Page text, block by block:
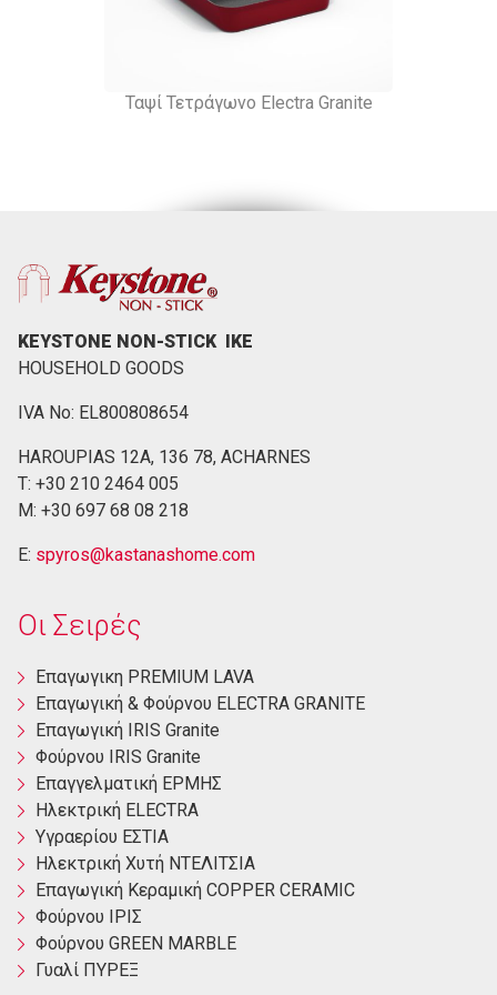
Ταψί Τετράγωνο Electra Granite
KEYSTONE NON-STICK ΙΚΕ
HOUSEHOLD GOODS
IVA No: EL800808654
HAROUPIAS 12Α, 136 78, ACHARNES
Τ: +30 210 2464 005
M: +30 697 68 08 218
E: spyros@kastanashome.com
Οι Σειρές
Eπαγωγικη PREMIUM LAVA
Eπαγωγική & Φούρνου ELECTRA GRANITE
Επαγωγική ΙRIS Granite
Φούρνου ΙRIS Granite
Επαγγελματική ΕΡΜΗΣ
Ηλεκτρική ΕLECTRA
Yγραερίου ΕΣΤΙΑ
Ηλεκτρική Χυτή ΝΤΕΛΙΤΣΙΑ
Επαγωγική Κεραμική COPPER CERAMIC
Φούρνου ΙΡΙΣ
Φούρνου GREEN MARBLE
Γυαλί ΠΥΡΕΞ